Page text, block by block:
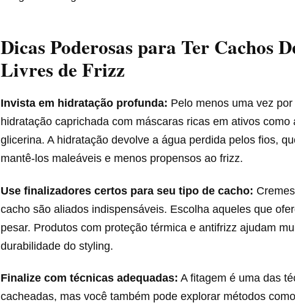
Dicas Poderosas para Ter Cachos
Livres de Frizz
Invista em hidratação profunda: Pelo menos uma vez
hidratação caprichada com máscaras ricas em ativos como
glicerina. A hidratação devolve a água perdida pelos fios,
mantê-los maleáveis e menos propensos ao frizz.
Use finalizadores certos para seu tipo de cacho:
cacho são aliados indispensáveis. Escolha aqueles que
pesar. Produtos com proteção térmica e antifrizz ajudam
durabilidade do styling.
Finalize com técnicas adequadas: A fitagem é uma das
cacheadas, mas você também pode explorar métodos